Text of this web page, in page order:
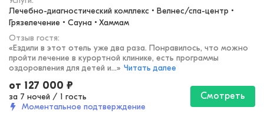
Лечебно-диагностический комплекс • Велнес/спа-центр •
Грязелечение • Сауна • Хаммам
Отзыв гостя:
«Ездили в этот отель уже два раза. Понравилось, что можно
пройти лечение в курортной клинике, есть программы
оздоровления для детей и...» Читать далее
от 127 000 ₽
за 7 ночей / 1 гость
Моментальное подтверждение
Смотреть